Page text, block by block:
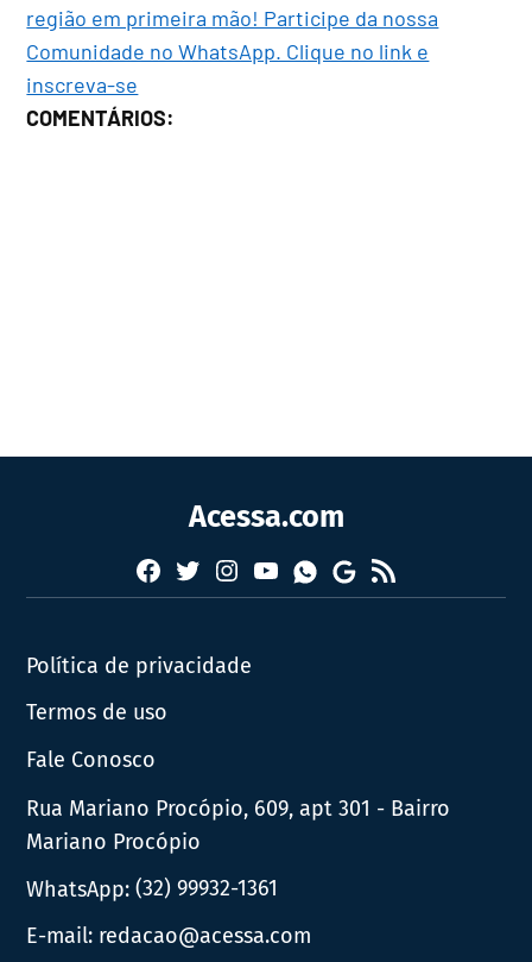
região em primeira mão! Participe da nossa
Comunidade no WhatsApp. Clique no link e
inscreva-se
COMENTÁRIOS:
Acessa.com
Facebook
TwitterInstagram
YouTubeWhatsapp
Google
News
RSS
Política de privacidade
Termos de uso
Fale Conosco
Rua Mariano Procópio, 609, apt 301 - Bairro
Mariano Procópio
WhatsApp:(32) 99932-1361
E-mail: redacao@acessa.com